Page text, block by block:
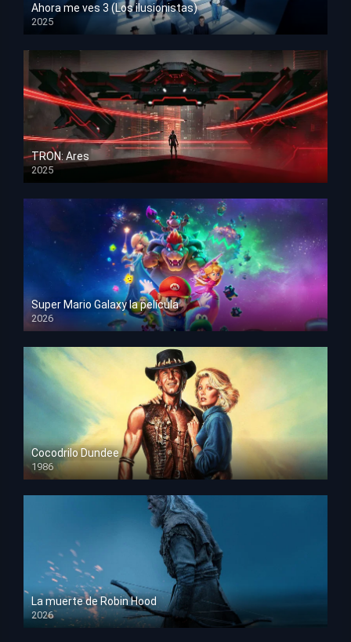
Ahora me ves 3 (Los ilusionistas)
2025
HD 1080p
TRON: Ares
2025
HD 1080p
Super Mario Galaxy la película
2026
HD 1080p
Cocodrilo Dundee
1986
HD 1080p
La muerte de Robin Hood
2026
HD 1080p